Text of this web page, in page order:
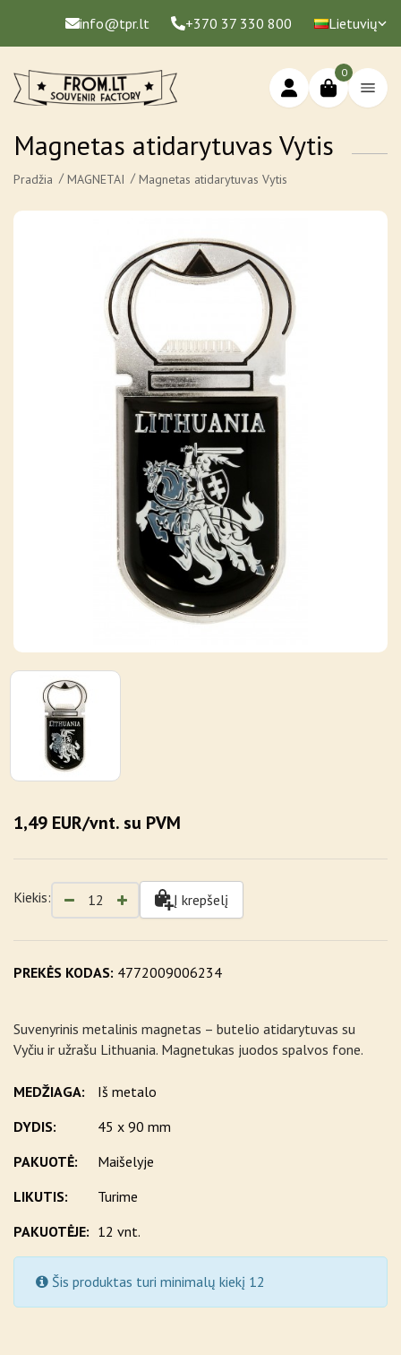
info@tpr.lt +370 37 330 800 Lietuvių
0
Magnetas atidarytuvas Vytis
Pradžia MAGNETAI Magnetas atidarytuvas Vytis
PREKĖS KODAS: 4772009006234
Suvenyrinis metalinis magnetas – butelio atidarytuvas su
Vyčiu ir užrašu Lithuania. Magnetukas juodos spalvos fone.
MEDŽIAGA:
Iš metalo
DYDIS:
45 x 90 mm
PAKUOTĖ:
Maišelyje
LIKUTIS:
Turime
PAKUOTĖJE: 12 vnt.
1,49 EUR/vnt. su PVM
Kiekis: Į krepšelį
Šis produktas turi minimalų kiekį 12